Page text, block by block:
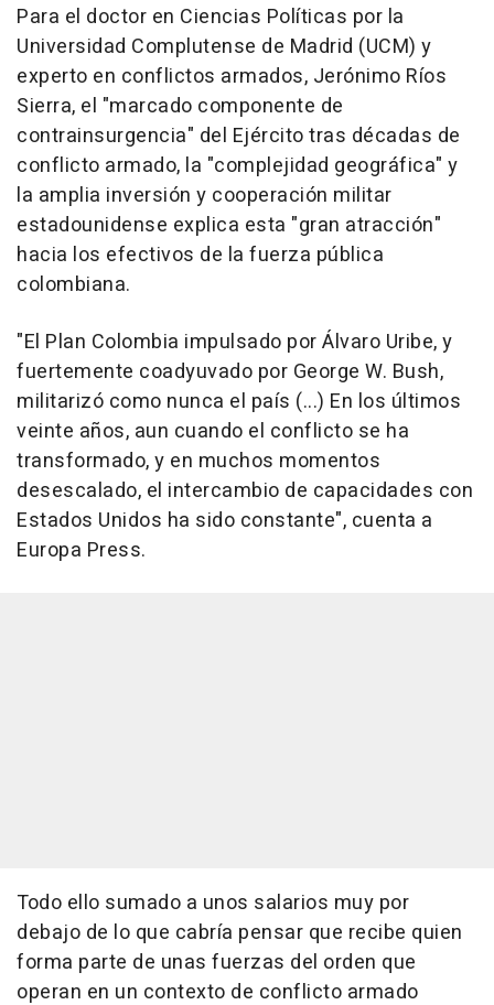
Para el doctor en Ciencias Políticas por la
Universidad Complutense de Madrid (UCM) y
experto en conflictos armados, Jerónimo Ríos
Sierra, el "marcado componente de
contrainsurgencia" del Ejército tras décadas de
conflicto armado, la "complejidad geográfica" y
la amplia inversión y cooperación militar
estadounidense explica esta "gran atracción"
hacia los efectivos de la fuerza pública
colombiana.
"El Plan Colombia impulsado por Álvaro Uribe, y
fuertemente coadyuvado por George W. Bush,
militarizó como nunca el país (...) En los últimos
veinte años, aun cuando el conflicto se ha
transformado, y en muchos momentos
desescalado, el intercambio de capacidades con
Estados Unidos ha sido constante", cuenta a
Europa Press.
Todo ello sumado a unos salarios muy por
debajo de lo que cabría pensar que recibe quien
forma parte de unas fuerzas del orden que
operan en un contexto de conflicto armado